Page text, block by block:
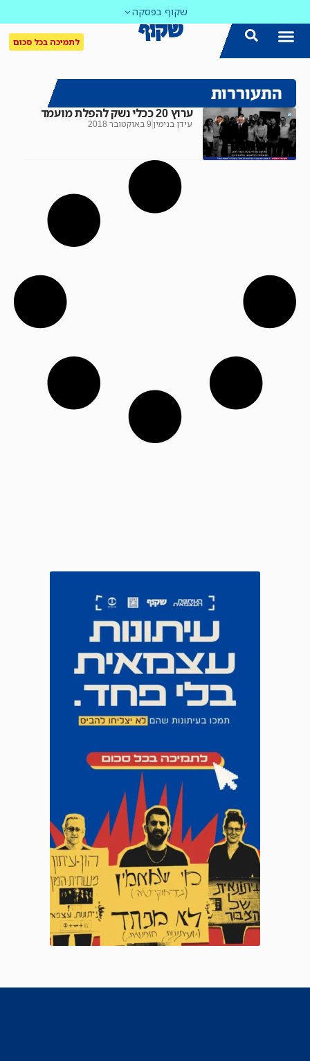
שקוף בפסקה
לתמיכה בכל סכום
התעוררות
ערוץ 20 ככלי נשק להפלת מועמד
עידן בנימין 9 באוקטובר 2018